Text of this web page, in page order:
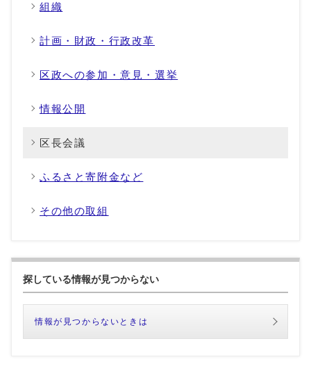
組織
計画・財政・行政改革
区政への参加・意見・選挙
情報公開
区長会議
ふるさと寄附金など
その他の取組
探している情報が見つからない
情報が見つからないときは